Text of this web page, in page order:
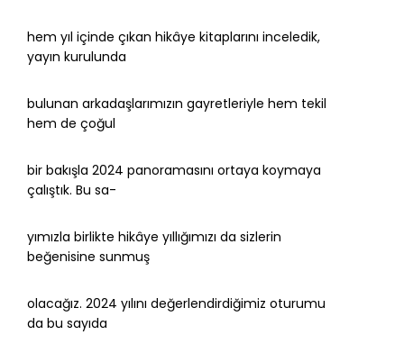
hem yıl içinde çıkan hikâye kitaplarını inceledik,
yayın kurulunda
bulunan arkadaşlarımızın gayretleriyle hem tekil
hem de çoğul
bir bakışla 2024 panoramasını ortaya koymaya
çalıştık. Bu sa-
yımızla birlikte hikâye yıllığımızı da sizlerin
beğenisine sunmuş
olacağız. 2024 yılını değerlendirdiğimiz oturumu
da bu sayıda